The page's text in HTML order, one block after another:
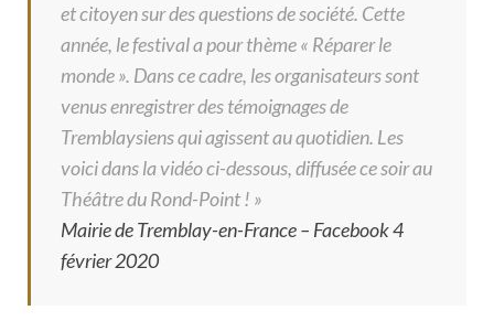
et citoyen sur des questions de société. Cette
année, le festival a pour thème « Réparer le
monde ». Dans ce cadre, les organisateurs sont
venus enregistrer des témoignages de
Tremblaysiens qui agissent au quotidien. Les
voici dans la vidéo ci-dessous, diffusée ce soir au
Théâtre du Rond-Point ! »
Mairie de Tremblay-en-France – Facebook 4
février 2020